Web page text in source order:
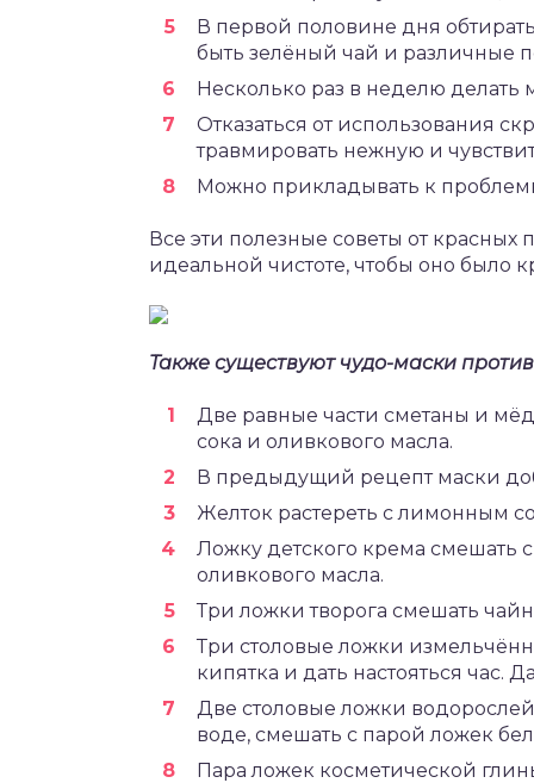
В первой половине дня
быть зелёный чай и различные
Несколько раз в неделю делать
Отказаться от использования
травмировать нежную и
Можно прикладывать к
Все эти полезные советы от красных
идеальной чистоте, чтобы оно было
Также существуют чудо-маски
Две равные части сметаны и
сока и оливкового масла.
В предыдущий рецепт маски
Желток растереть с лимонным
Ложку детского крема смешать
оливкового масла.
Три ложки творога смешать
Три столовые ложки
кипятка и дать настояться час.
Две столовые ложки
воде, смешать с парой ложек
Пара ложек косметической